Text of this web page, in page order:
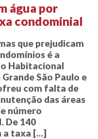
água por
condominial
que prejudicam
é a
Habitacional
São Paulo e
com falta de
das áreas
número
De 140
a taxa […]